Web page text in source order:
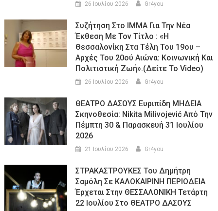
26 Ιουλίου 2026 Gr4you
Συζήτηση Στο ΙΜΜΑ Για Την Νέα
Έκθεση Με Τον Τίτλο : «Η
Θεσσαλονίκη Στα Τέλη Του 19ου –
Αρχές Του 20ού Αιώνα: Κοινωνική Και
Πολιτιστική Ζωή».(Δείτε Το Video)
26 Ιουλίου 2026 Gr4you
ΘΕΑΤΡΟ ΔΑΣΟΥΣ Ευριπίδη ΜΗΔΕΙΑ
Σκηνοθεσία: Nikita Milivojević Από Την
Πέμπτη 30 & Παρασκευή 31 Ιουλίου
2026
21 Ιουλίου 2026 Gr4you
ΣΤΡΑΚΑΣΤΡΟΥΚΕΣ Του Δημήτρη
Σαμόλη Σε ΚΑΛΟΚΑΙΡΙΝΗ ΠΕΡΙΟΔΕΙΑ
Έρχεται Στην ΘΕΣΣΑΛΟΝΙΚΗ Τετάρτη
22 Ιουλίου Στο ΘΕΑΤΡΟ ΔΑΣΟΥΣ